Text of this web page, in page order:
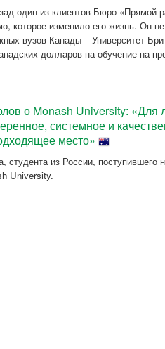
один из клиентов Бюро «Прямой
которое изменило его жизнь. Он
вузов Канады – Университет
долларов на обучение на
о Monash University:
системное и
место»
студента из России, поступившего
University.